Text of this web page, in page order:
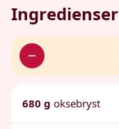
Ingredienser
680 g oksebryst